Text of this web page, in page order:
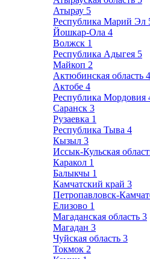
Атырау 5
Республика Марий Эл
Йошкар-Ола 4
Волжск 1
Республика Адыгея 5
Майкоп 2
Актюбинская область 4
Актобе 4
Республика Мордовия
Саранск 3
Рузаевка 1
Республика Тыва 4
Кызыл 3
Иссык-Кульская
Каракол 1
Балыкчы 1
Камчатский край 3
Петропавловск-
Елизово 1
Магаданская область 3
Магадан 3
Чуйская область 3
Токмок 2